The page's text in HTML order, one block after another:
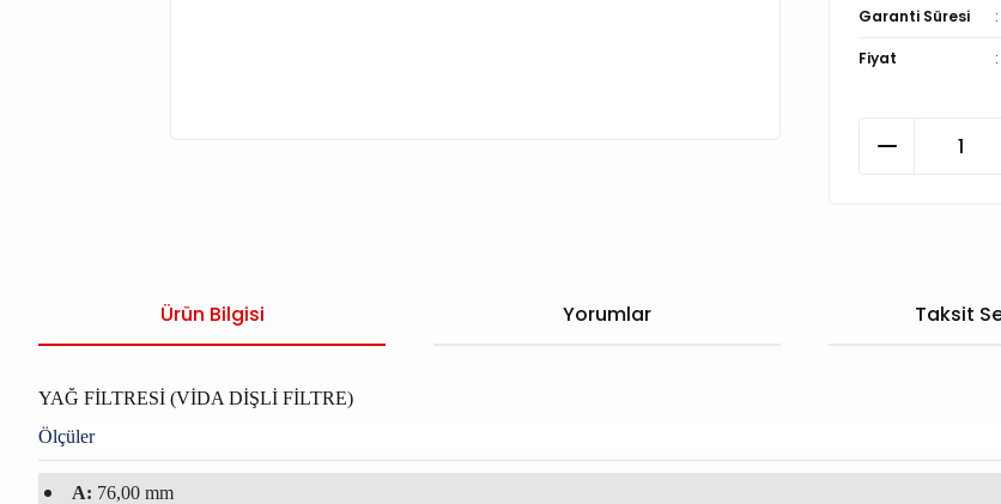
Garanti Süresi
Fiyat
Ürün Bilgisi Yorumlar Taksit
YAĞ FİLTRESİ (VİDA DİŞLİ FİLTRE)
Ölçüler
A: 76,00 mm